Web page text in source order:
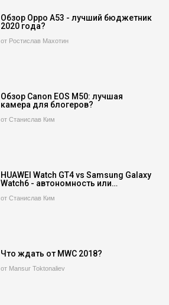
Обзор Oppo A53 - лучший бюджетник
2020 года?
от Ростислав Махотин
Обзор Canon EOS M50: лучшая
камера для блогеров?
от Станислав Ким
HUAWEI Watch GT4 vs Samsung Galaxy
Watch6 - автономность или…
от Станислав Ким
Что ждать от MWC 2018?
от Mansur Toktonaliev